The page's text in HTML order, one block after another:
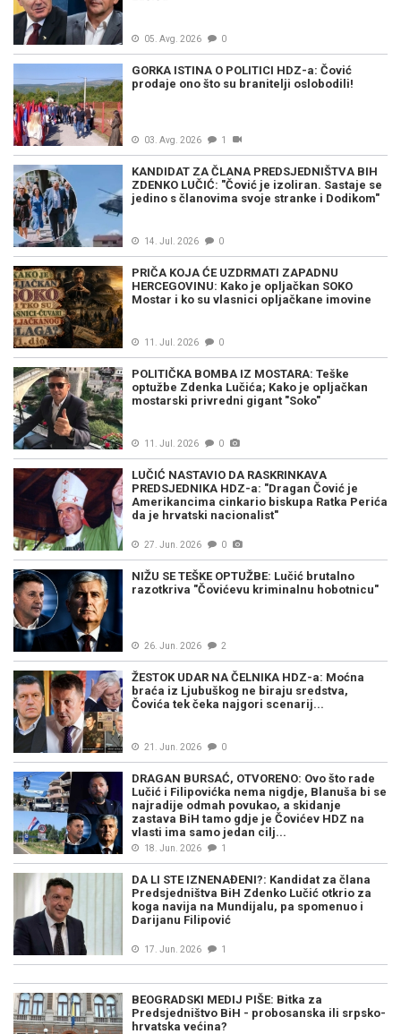
05. Avg. 2026 0
GORKA ISTINA O POLITICI HDZ-a: Čović
prodaje ono što su branitelji oslobodili!
03. Avg. 2026 1
KANDIDAT ZA ČLANA PREDSJEDNIŠTVA BIH
ZDENKO LUČIĆ: "Čović je izoliran. Sastaje se
jedino s članovima svoje stranke i Dodikom"
14. Jul. 2026 0
PRIČA KOJA ĆE UZDRMATI ZAPADNU
HERCEGOVINU: Kako je opljačkan SOKO
Mostar i ko su vlasnici opljačkane imovine
11. Jul. 2026 0
POLITIČKA BOMBA IZ MOSTARA: Teške
optužbe Zdenka Lučića; Kako je opljačkan
mostarski privredni gigant "Soko"
11. Jul. 2026 0
LUČIĆ NASTAVIO DA RASKRINKAVA
PREDSJEDNIKA HDZ-a: "Dragan Čović je
Amerikancima cinkario biskupa Ratka Perića
da je hrvatski nacionalist"
27. Jun. 2026 0
NIŽU SE TEŠKE OPTUŽBE: Lučić brutalno
razotkriva "Čovićevu kriminalnu hobotnicu"
26. Jun. 2026 2
ŽESTOK UDAR NA ČELNIKA HDZ-a: Moćna
braća iz Ljubuškog ne biraju sredstva,
Čovića tek čeka najgori scenarij...
21. Jun. 2026 0
DRAGAN BURSAĆ, OTVORENO: Ovo što rade
Lučić i Filipovićka nema nigdje, Blanuša bi se
najradije odmah povukao, a skidanje
zastava BiH tamo gdje je Čovićev HDZ na
vlasti ima samo jedan cilj...
18. Jun. 2026 1
DA LI STE IZNENAĐENI?: Kandidat za člana
Predsjedništva BiH Zdenko Lučić otkrio za
koga navija na Mundijalu, pa spomenuo i
Darijanu Filipović
17. Jun. 2026 1
BEOGRADSKI MEDIJ PIŠE: Bitka za
Predsjedništvo BiH - probosanska ili srpsko-
hrvatska većina?